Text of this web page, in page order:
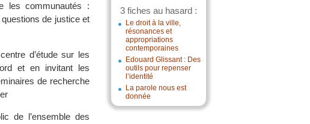
3 fiches au hasard :
Le droit à la ville,
résonances et
appropriations
contemporaines
Edouard Glissant : Des
outils pour repenser
l’identité
La parole nous est
donnée
les communautés :
de justice et
d’étude sur les
et en invitant les
de recherche
de l’ensemble des